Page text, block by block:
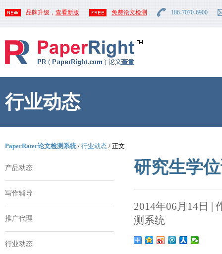
品牌升级， 查看新版 免费论文检测 186-7070-6900
行业动态
PaperRater论文检测系统/ 行业动态 / 正文
产品动态
写作辅导
推广代理
行业动态
研究生学
2014年06月14日 |
测系统